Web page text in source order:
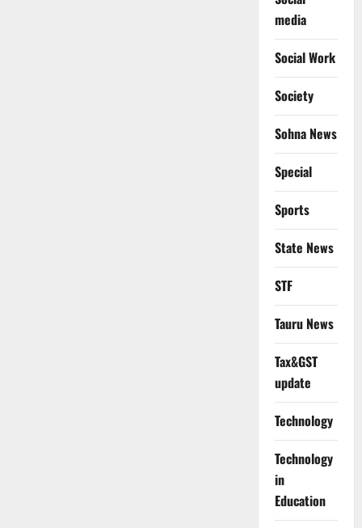
media
Social Work
Society
Sohna News
Special
Sports
State News
STF
Tauru News
Tax&GST
update
Technology
Technology
in
Education